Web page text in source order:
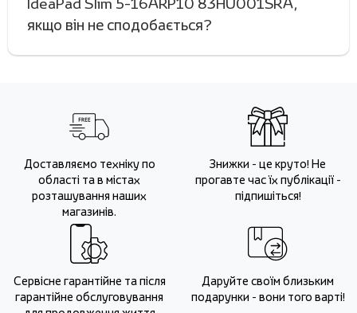
якщо він не сподобається?
Доставляємо техніку по
області та в містах
розташування наших
магазинів.
Знижки - це круто! Не
прогавте час їх публікації -
підпишіться!
Сервісне гарантійне та після
гарантійне обслуговування
Даруйте своїм близьким
подарунки - вони того варті!